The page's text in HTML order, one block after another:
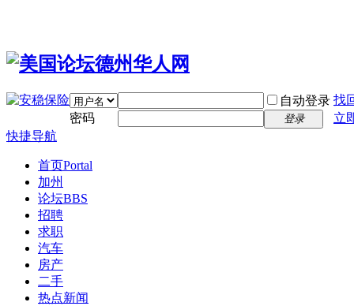
自动登录 找
密码
登录
立
快捷导航
首页Portal
加州
论坛BBS
招聘
求职
汽车
房产
二手
热点新闻